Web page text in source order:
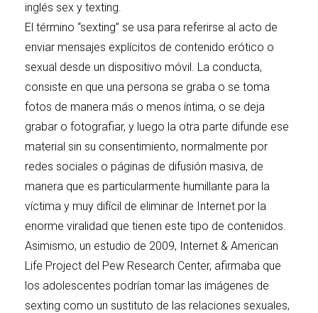
inglés sex y texting.
El término “sexting” se usa para referirse al acto de
enviar mensajes explícitos de contenido erótico o
sexual desde un dispositivo móvil. La conducta,
consiste en que una persona se graba o se toma
fotos de manera más o menos íntima, o se deja
grabar o fotografiar, y luego la otra parte difunde ese
material sin su consentimiento, normalmente por
redes sociales o páginas de difusión masiva, de
manera que es particularmente humillante para la
víctima y muy difícil de eliminar de Internet por la
enorme viralidad que tienen este tipo de contenidos.
Asimismo, un estudio de 2009, Internet & American
Life Project del Pew Research Center, afirmaba que
los adolescentes podrían tomar las imágenes de
sexting como un sustituto de las relaciones sexuales,